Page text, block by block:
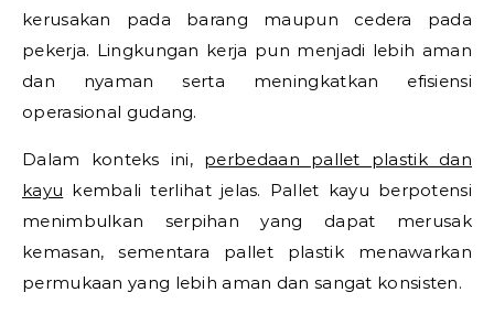
kerusakan pada barang maupun cedera pada
pekerja. Lingkungan kerja pun menjadi lebih aman
dan nyaman serta meningkatkan efisiensi
operasional gudang.
Dalam konteks ini, perbedaan pallet plastik dan
kayu kembali terlihat jelas. Pallet kayu berpotensi
menimbulkan serpihan yang dapat merusak
kemasan, sementara pallet plastik menawarkan
permukaan yang lebih aman dan sangat konsisten.